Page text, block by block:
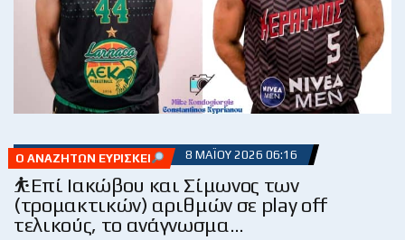
Ο ΑΝΑΖΗΤΏΝ ΕΥΡΊΣΚΕΙ 8 ΜΑΪ́ΟΥ 2026 06:16
⛹️Επί Ιακώβου και Σίμωνος των
(τρομακτικών) αριθμών σε play off
τελικούς, το ανάγνωσμα…